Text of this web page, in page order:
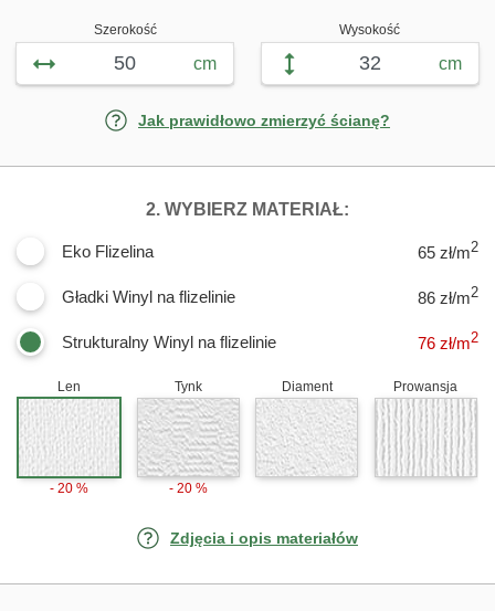
Szerokość
cm
Wysokość
cm
Jak prawidłowo zmierzyć ścianę?
2. WYBIERZ MATERIAŁ:
Eko Flizelina 65 zł/m2
Gładki Winyl na flizelinie 86 zł/m2
Strukturalny Winyl na flizelinie 76 zł/m2
Len
- 20 %
Tynk
- 20 %
Diament Prowansja
Zdjęcia i opis materiałów